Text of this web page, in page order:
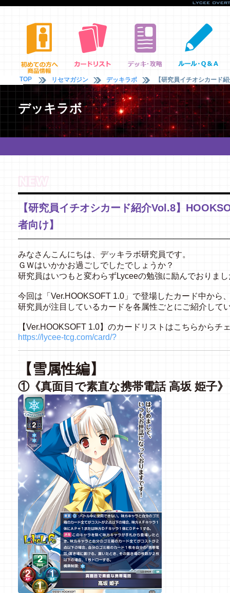
TOP リセマガジン デッキラボ 【研究員イチオシカード
デッキラボ
【研究員イチオシカード紹介Vol.8】
者向け】
みなさんこんにちは、デッキラボ研究員です。
ＧＷはいかかお過ごしでしたでしょうか？
研究員はいつもと変わらずLyceeの勉強に励んでおりま
今回は「Ver.HOOKSOFT 1.0」で登場したカード中から
研究員が注目しているカードを各属性ごとにご紹介して
【Ver.HOOKSOFT 1.0】のカードリストはこちらからチ
https://lycee-tcg.com/card/?
【雪属性編】
①《真面目で素直な携帯電話 高坂 姫子》